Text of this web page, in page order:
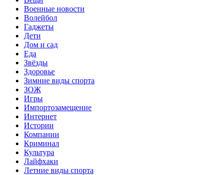
Военные новости
Волейбол
Гаджеты
Дети
Дом и сад
Еда
Звёзды
Здоровье
Зимние виды спорта
ЗОЖ
Игры
Импортозамещение
Интернет
Истории
Компании
Криминал
Культура
Лайфхаки
Летние виды спорта